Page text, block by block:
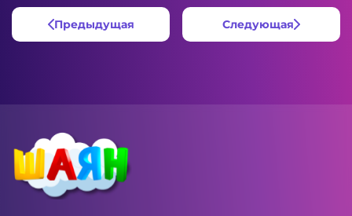
Предыдущая Следующая